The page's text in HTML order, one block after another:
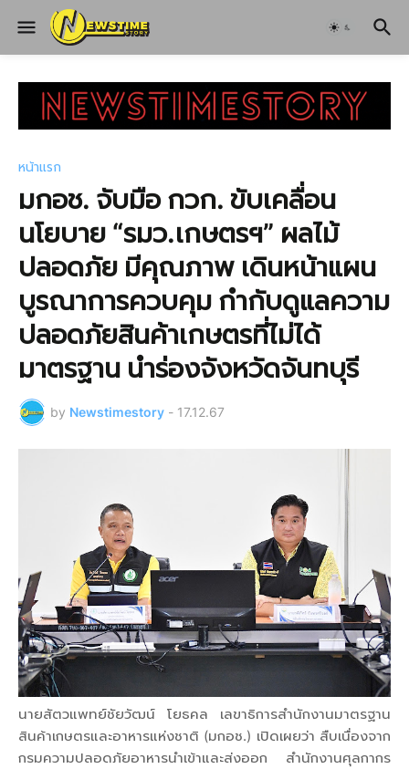
หน้าแรก
มกอช. จับมือ กวก. ขับเคลื่อน
นโยบาย “รมว.เกษตรฯ” ผลไม้
ปลอดภัย มีคุณภาพ เดินหน้าแผน
บูรณาการควบคุม กำกับดูแลความ
ปลอดภัยสินค้าเกษตรที่ไม่ได้
มาตรฐาน นำร่องจังหวัดจันทบุรี
by Newstimestory - 17.12.67
นายสัตวแพทย์ชัยวัฒน์ โยธคล เลขาธิการสำนักงานมาตรฐาน
สินค้าเกษตรและอาหารแห่งชาติ (มกอช.) เปิดเผยว่า สืบเนื่องจาก
กรมความปลอดภัยอาหารนำเข้าและส่งออก สำนักงานศุลกากร